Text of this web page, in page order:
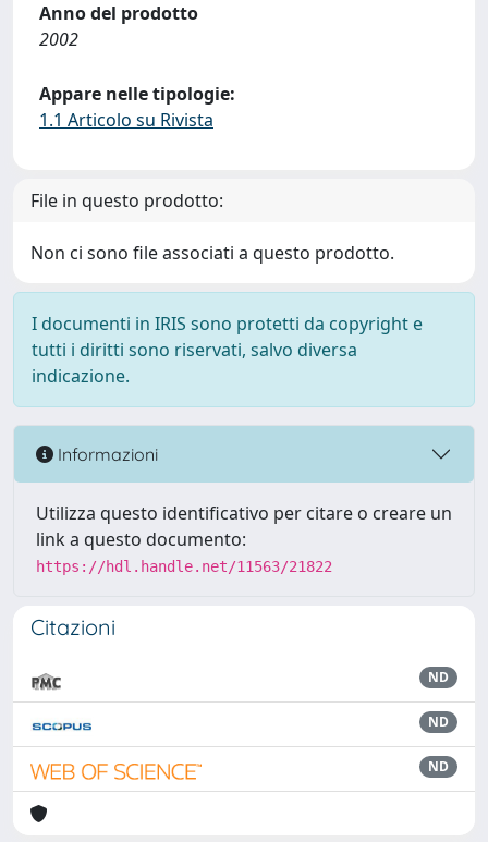
Anno del prodotto
2002
Appare nelle tipologie:
1.1 Articolo su Rivista
File in questo prodotto:
Non ci sono file associati a questo prodotto.
I documenti in IRIS sono protetti da copyright e
tutti i diritti sono riservati, salvo diversa
indicazione.
Informazioni
Utilizza questo identificativo per citare o creare un
link a questo documento:
https://hdl.handle.net/11563/21822
Citazioni
ND
ND
ND